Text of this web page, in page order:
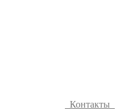
Контакты